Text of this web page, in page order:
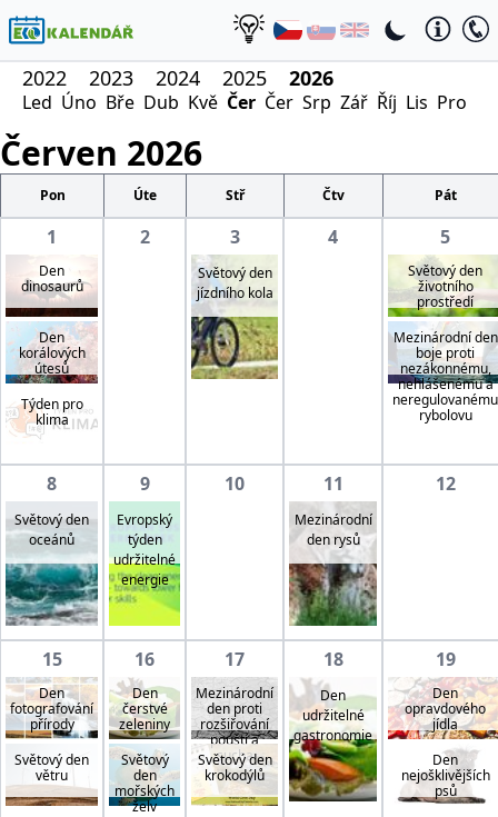
2022 2023 2024 2025 2026
Led Úno Bře Dub Kvě Čer Čer Srp Zář Říj Lis Pro
Červen 2026
Pon Úte Stř Čtv Pát
1
Den
dinosaurů
Den
korálových
útesů
Týden pro
klima
2 3
Světový den
jízdního kola
4 5
Světový den
životního
prostředí
Mezinárodní den
boje proti
nezákonnému,
nehlášenému a
neregulovanému
rybolovu
8
Světový den
oceánů
9
Evropský
týden
udržitelné
energie
10 11
Mezinárodní
den rysů
12
15
Den
fotografování
přírody
Světový den
větru
16
Den
čerstvé
zeleniny
Světový
den
mořských
želv
17
Mezinárodní
den proti
rozšiřování
pouští a
sucha
Světový den
krokodýlů
18
Den
udržitelné
gastronomie
19
Den
opravdového
jídla
Den
nejošklivějších
psů